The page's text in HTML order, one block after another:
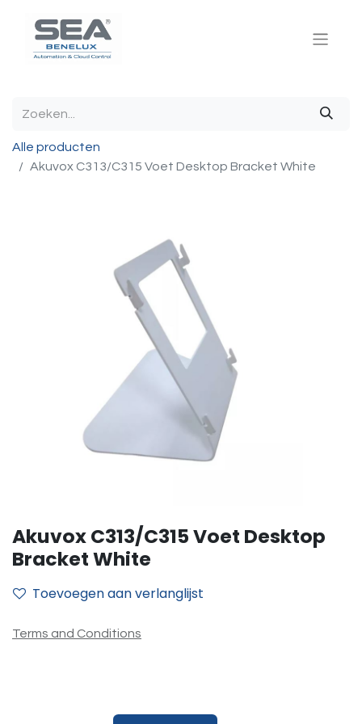
Alle producten
Akuvox C313/C315 Voet Desktop Bracket White
Akuvox C313/C315 Voet Desktop
Bracket White
Toevoegen aan verlanglijst
Terms and Conditions